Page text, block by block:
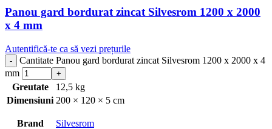
Panou gard bordurat zincat Silvesrom 1200 x 2000
x 4 mm
Autentifică-te ca să vezi prețurile
Cantitate Panou gard bordurat zincat Silvesrom 1200 x 2000 x 4
mm
Greutate
12,5 kg
Dimensiuni 200 × 120 × 5 cm
Brand Silvesrom